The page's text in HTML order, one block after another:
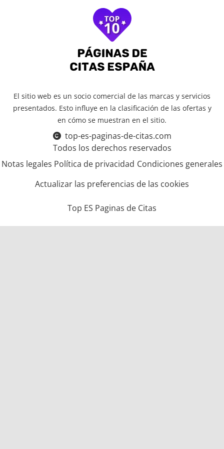
El sitio web es un socio comercial de las marcas y servicios
presentados. Esto influye en la clasificación de las ofertas y
en cómo se muestran en el sitio.
top-es-paginas-de-citas.com
Todos los derechos reservados
Notas legales Política de privacidad Condiciones generales
Actualizar las preferencias de las cookies
Top ES Paginas de Citas